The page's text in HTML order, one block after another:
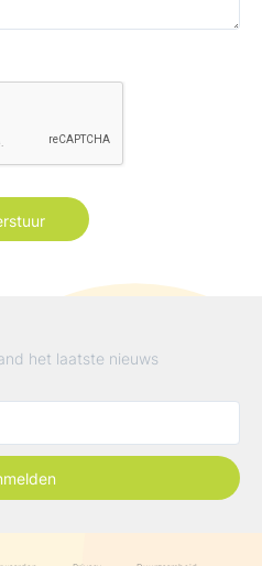
het laatste nieuws